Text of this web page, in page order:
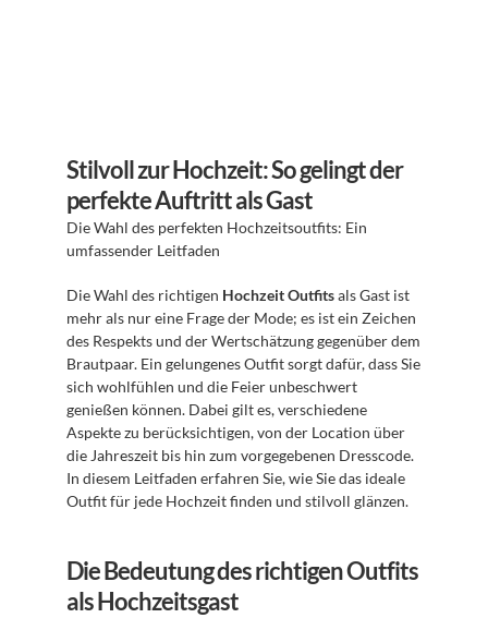
Stilvoll zur Hochzeit: So gelingt der
perfekte Auftritt als Gast
Die Wahl des perfekten Hochzeitsoutfits: Ein
umfassender Leitfaden
Die Wahl des richtigen Hochzeit Outfits als Gast ist
mehr als nur eine Frage der Mode; es ist ein Zeichen
des Respekts und der Wertschätzung gegenüber dem
Brautpaar. Ein gelungenes Outfit sorgt dafür, dass Sie
sich wohlfühlen und die Feier unbeschwert
genießen können. Dabei gilt es, verschiedene
Aspekte zu berücksichtigen, von der Location über
die Jahreszeit bis hin zum vorgegebenen Dresscode.
In diesem Leitfaden erfahren Sie, wie Sie das ideale
Outfit für jede Hochzeit finden und stilvoll glänzen.
Die Bedeutung des richtigen Outfits
als Hochzeitsgast